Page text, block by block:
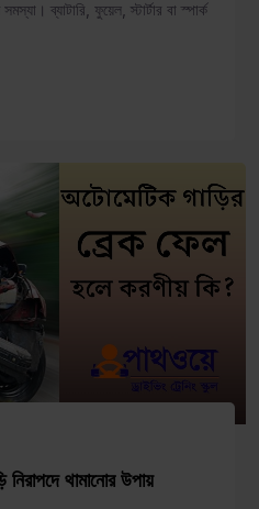
ব্যাটারি, ফুয়েল, স্টার্টার বা স্পার্ক
থামানোর উপায়